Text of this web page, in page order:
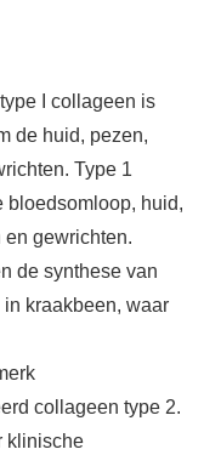
I collageen is
de huid, pezen,
Type 1
bloedsomloop, huid,
en gewrichten.
de synthese van
kraakbeen, waar
collageen type 2.
klinische